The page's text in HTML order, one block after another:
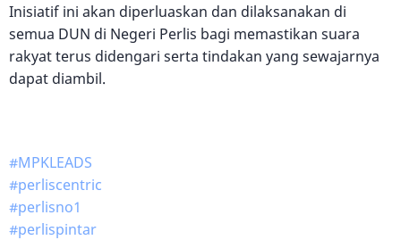
Inisiatif ini akan diperluaskan dan dilaksanakan di
semua DUN di Negeri Perlis bagi memastikan suara
rakyat terus didengari serta tindakan yang sewajarnya
dapat diambil.
#MPKLEADS
#perliscentric
#perlisno1
#perlispintar